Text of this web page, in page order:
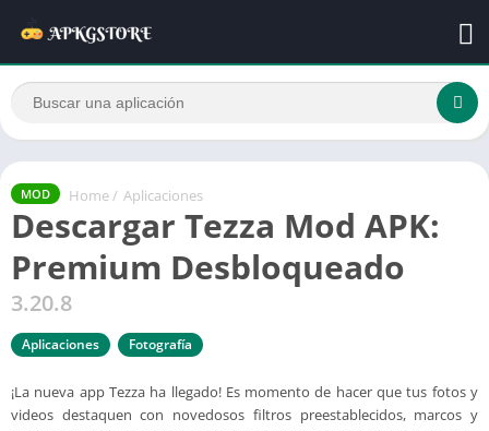
MOD Home / Aplicaciones
Descargar Tezza Mod APK:
Premium Desbloqueado
3.20.8
Aplicaciones Fotografía
¡La nueva app Tezza ha llegado! Es momento de hacer que tus fotos y
videos destaquen con novedosos filtros preestablecidos, marcos y